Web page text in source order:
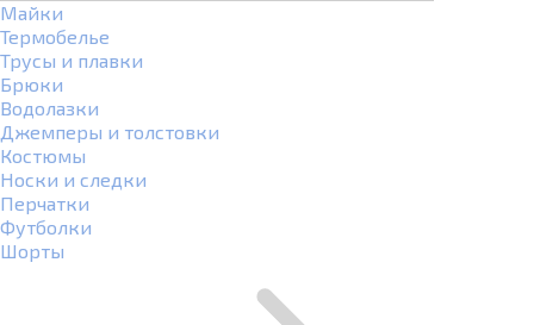
Майки
Термобелье
Трусы и плавки
Брюки
Водолазки
Джемперы и толстовки
Костюмы
Носки и следки
Перчатки
Футболки
Шорты